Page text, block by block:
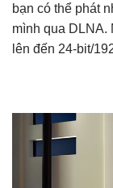
bạn có thể phát
mình qua DLNA.
lên đến 24-bit/